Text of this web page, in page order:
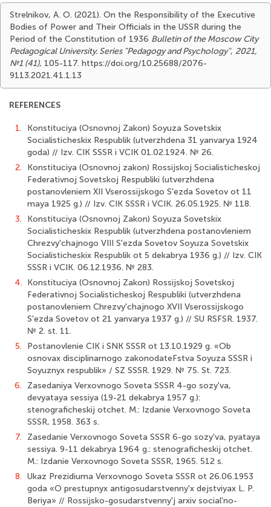
Strelnikov, A. O. (2021). On the Responsibility of the Executive
Bodies of Power and Their Officials in the USSR during the
Period of the Constitution of 1936 Bulletin of the Moscow City
Pedagogical University. Series "Pedagogy and Psychology", 2021,
№1 (41), 105-117. https://doi.org/10.25688/2076-
9113.2021.41.1.13
REFERENCES
1.
Konstituciya (Osnovnoj Zakon) Soyuza Sovetskix
Socialisticheskix Respublik (utverzhdena 31 yanvarya 1924
goda) // Izv. CIK SSSR i VCIK 01.02.1924. № 26.
2.
Konstituciya (Osnovnoj zakon) Rossijskoj Socialisticheskoj
Federativnoj Sovetskoj Respubliki (utverzhdena
postanovleniem XII Vserossijskogo S'ezda Sovetov ot 11
maya 1925 g.) // Izv. CIK SSSR i VCIK. 26.05.1925. № 118.
3.
Konstituciya (Osnovnoj Zakon) Soyuza Sovetskix
Socialisticheskix Respublik (utverzhdena postanovleniem
Chrezvy'chajnogo VIII S'ezda Sovetov Soyuza Sovetskix
Socialisticheskix Respublik ot 5 dekabrya 1936 g.) // Izv. CIK
SSSR i VCIK. 06.12.1936. № 283.
4. Konstituciya (Osnovnoj Zakon) Rossijskoj Sovetskoj
Federativnoj Socialisticheskoj Respubliki (utverzhdena
postanovleniem Chrezvy'chajnogo XVII Vserossijskogo
S'ezda Sovetov ot 21 yanvarya 1937 g.) // SU RSFSR. 1937.
№ 2. st. 11.
5.
Postanovlenie CIK i SNK SSSR ot 13.10.1929 g. «Ob
osnovax disciplinarnogo zakonodateFstva Soyuza SSSR i
Soyuznyx respublik» / SZ SSSR. 1929. № 75. St. 723.
6.
Zasedaniya Verxovnogo Soveta SSSR 4-go sozy'va,
devyataya sessiya (19-21 dekab­rya 1957 g.):
stenograficheskij otchet. M.: Izdanie Verxovnogo Soveta
SSSR, 1958. 363 s.
7.
Zasedanie Verxovnogo Soveta SSSR 6-go sozy'va, pyataya
sessiya. 9-11 dekabrya 1964 g.: stenograficheskij otchet.
M.: Izdanie Verxovnogo Soveta SSSR, 1965. 512 s.
8. Ukaz Prezidiuma Verxovnogo Soveta SSSR ot 26.06.1953
goda «O prestupnyx antigosudarstvenny'x dejstviyax L. P.
Beriya» // Rossijsko-gosudarstvenny'j arxiv social'no-